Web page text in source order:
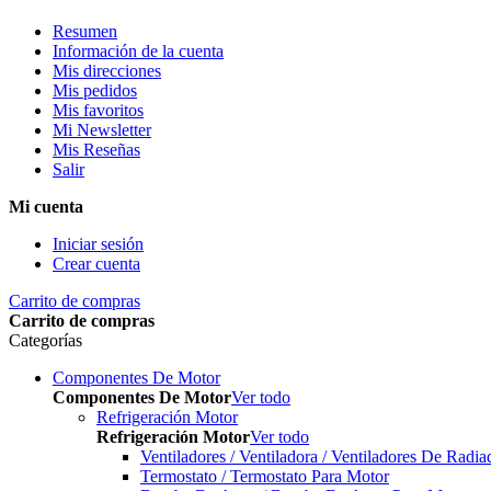
Resumen
Información de la cuenta
Mis direcciones
Mis pedidos
Mis favoritos
Mi Newsletter
Mis Reseñas
Salir
Mi cuenta
Iniciar sesión
Crear cuenta
Carrito de compras
Carrito de compras
Categorías
Componentes De Motor
Componentes De MotorVer todo
Refrigeración Motor
Refrigeración MotorVer todo
Ventiladores / Ventiladora / Ventiladores De
Termostato / Termostato Para Motor